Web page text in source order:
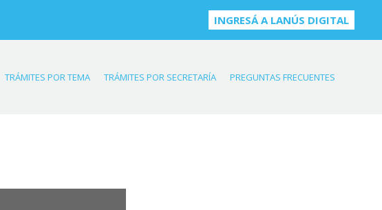
INGRESÁ A LANÚS DIGITAL
TRÁMITES POR TEMA TRÁMITES POR SECRETARÍA PREGUNTAS FRECUENTES